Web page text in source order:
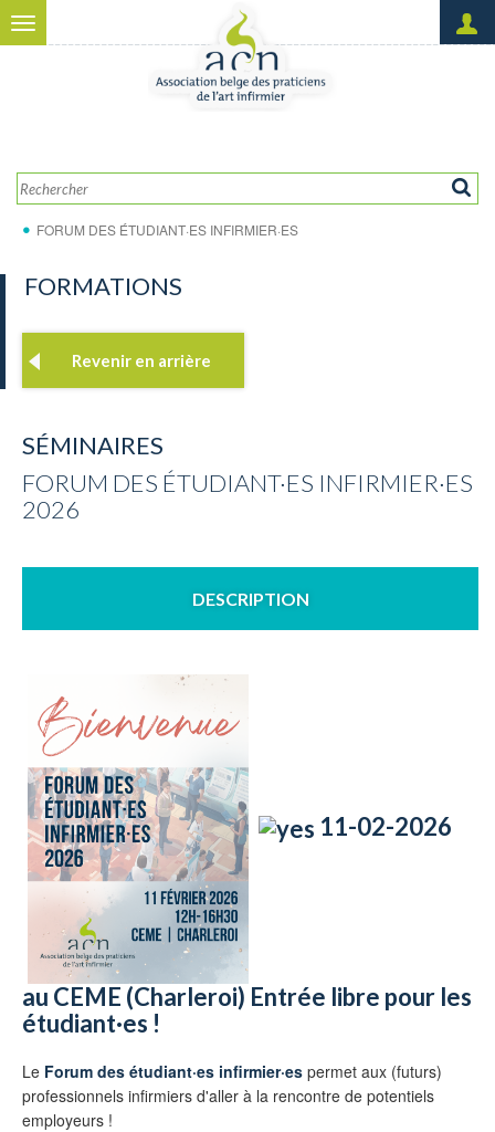
Aller au contenu principal
de passe
Toggle
navigation
FORUM DES ÉTUDIANT·ES INFIRMIER·ES
FORMATIONS
Revenir en arrière
SÉMINAIRES
FORUM DES ÉTUDIANT·ES INFIRMIER·ES
2026
DESCRIPTION
11-02-2026
au CEME (Charleroi) Entrée libre pour les
étudiant·es !
Le Forum des étudiant·es infirmier·es permet aux (futurs)
professionnels infirmiers d'aller à la rencontre de potentiels
employeurs !